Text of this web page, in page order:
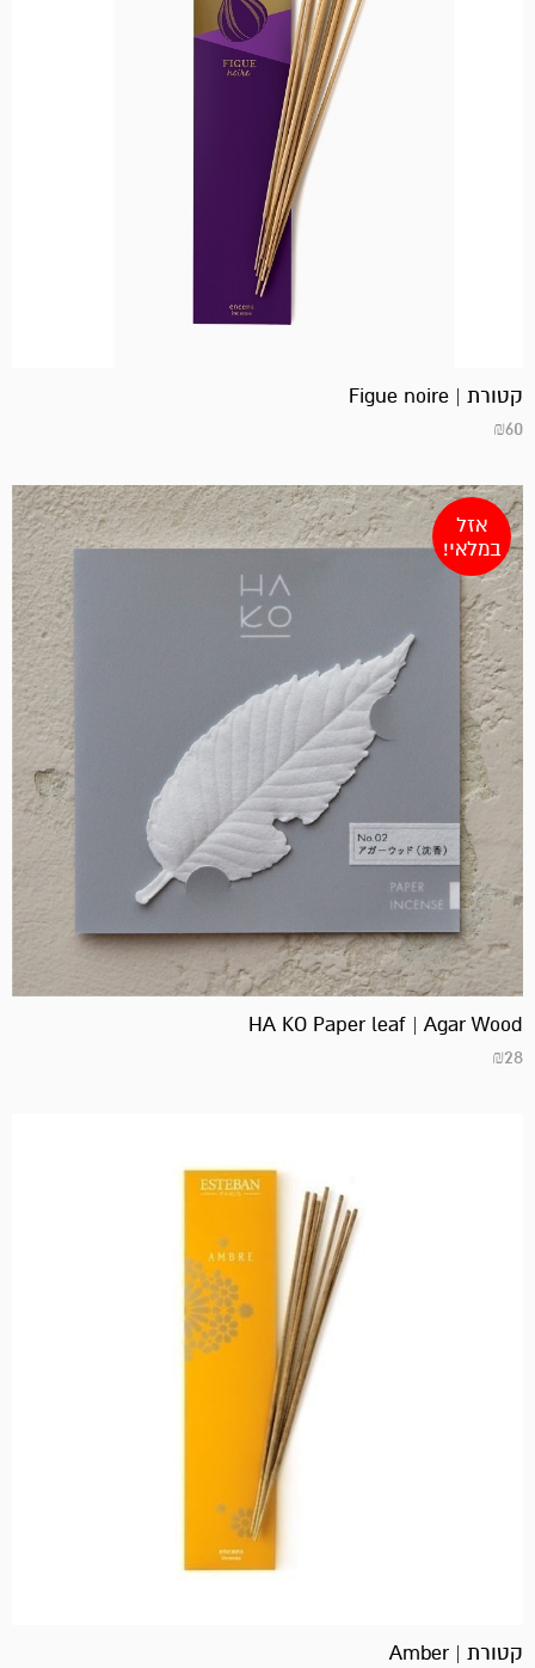
קטורת | Figue noire
₪60
אזל
במלאי!
HA KO Paper leaf | Agar Wood
₪28
קטורת | Amber